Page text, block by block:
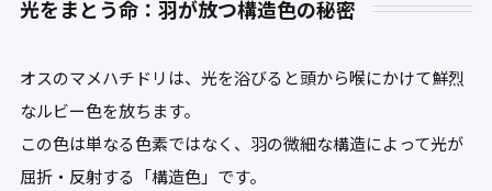
光をまとう命：羽が放つ構造色の秘密
オスのマメハチドリは、光を浴びると頭から喉にかけて鮮烈
なルビー色を放ちます。
この色は単なる色素ではなく、羽の微細な構造によって光が
屈折・反射する「構造色」です。